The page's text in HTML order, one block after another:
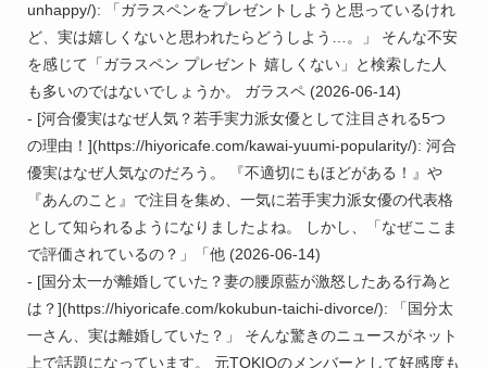
unhappy/): 「ガラスペンをプレゼントしようと思っているけれ
ど、実は嬉しくないと思われたらどうしよう…。」 そんな不安
を感じて「ガラスペン プレゼント 嬉しくない」と検索した人
も多いのではないでしょうか。 ガラスペ (2026-06-14)
- [河合優実はなぜ人気？若手実力派女優として注目される5つ
の理由！](https://hiyoricafe.com/kawai-yuumi-popularity/): 河合
優実はなぜ人気なのだろう。 『不適切にもほどがある！』や
『あんのこと』で注目を集め、一気に若手実力派女優の代表格
として知られるようになりましたよね。 しかし、「なぜここま
で評価されているの？」「他 (2026-06-14)
- [国分太一が離婚していた？妻の腰原藍が激怒したある行為と
は？](https://hiyoricafe.com/kokubun-taichi-divorce/): 「国分太
一さん、実は離婚していた？」 そんな驚きのニュースがネット
上で話題になっています。 元TOKIOのメンバーとして好感度も